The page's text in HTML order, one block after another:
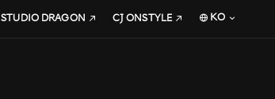
STUDIO DRAGON CJ ONSTYLE KO